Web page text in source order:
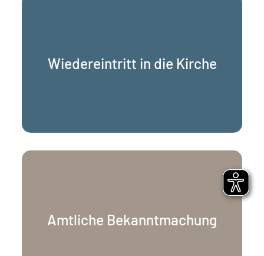
Wiedereintritt in die Kirche
Kontakt.
Amtliche Bekanntmachung
Satzungen und offizielle Veröffentlichungen
zentral gebündelt.